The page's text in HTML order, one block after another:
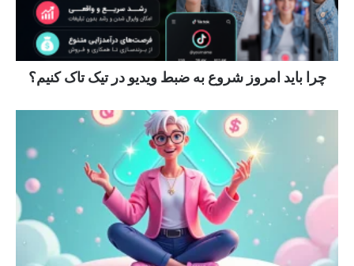
چرا باید امروز شروع به ضبط ویدیو در تیک تاک کنیم؟